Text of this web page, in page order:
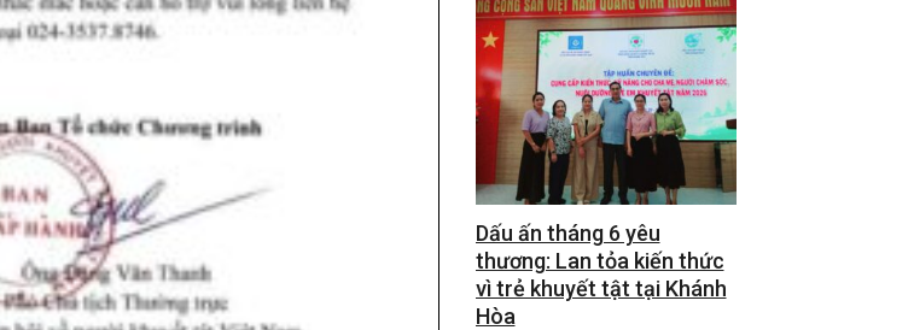
Dấu ấn tháng 6 yêu
thương: Lan tỏa kiến thức
vì trẻ khuyết tật tại Khánh
Hòa